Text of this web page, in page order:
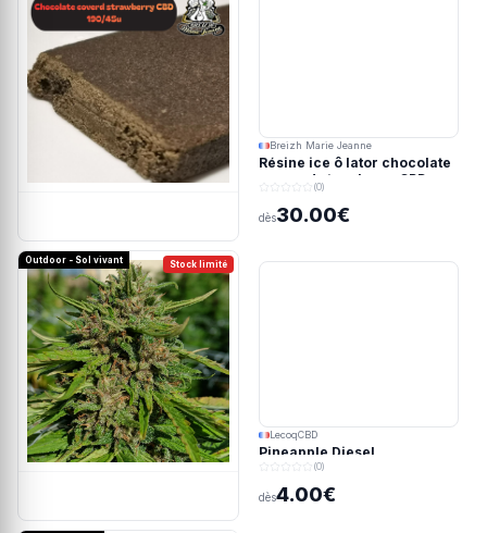
Breizh Marie Jeanne
Résine ice ô lator chocolate
covered strawberry CBD
(0)
dès30.00€
Stock limité
Outdoor - Sol vivant
LecoqCBD
Pineapple Diesel
(0)
dès4.00€